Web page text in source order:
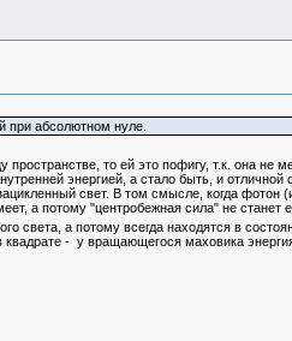
при абсолютном нуле.
то ей это пофигу, т.к. она не
энергией, а стало быть, и
свет. В том смысле, когда фотон
а потому "центробежная сила" не станет
света, а потому всегда находятся в
- у вращающегося маховика